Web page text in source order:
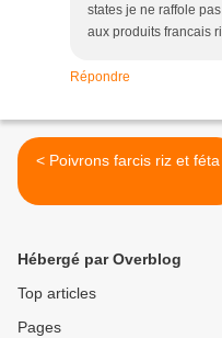
states je ne raffole
aux produits francais
Répondre
< Poivrons farcis riz et féta
Hébergé par Overblog
Top articles
Pages